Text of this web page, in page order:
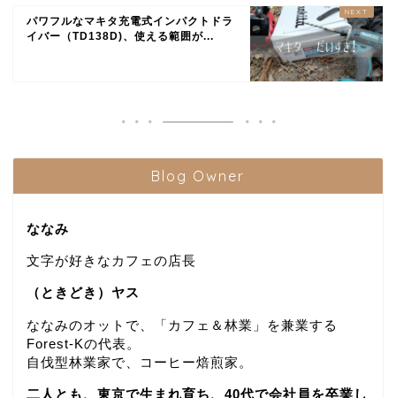
パワフルなマキタ充電式インパクトドラ
イバー（TD138D)、使える範囲が...
Blog Owner
ななみ
文字が好きなカフェの店長
（ときどき）ヤス
ななみのオットで、「カフェ＆林業」を兼業する
Forest-Kの代表。
自伐型林業家で、コーヒー焙煎家。
二人とも、東京で生まれ育ち、40代で会社員を卒業し